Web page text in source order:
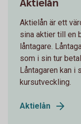
Aktielån
Aktielån är ett
sina aktier till en
låntagare.
som i sin tur
Låntagaren kan i
kursutveckling.
Aktielån